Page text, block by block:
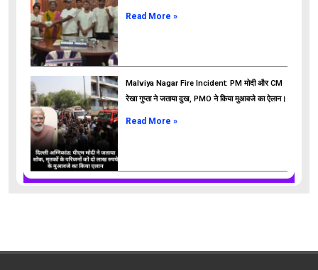
Read More »
Malviya Nagar Fire Incident: PM मोदी और CM
रेखा गुप्ता ने जताया दुख, PMO ने किया मुआवजे का ऐलान।
Read More »